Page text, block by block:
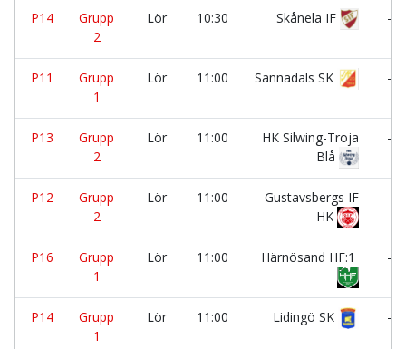
P14
Grupp
2
Lör 10:30 Skånela IF -
P11
Grupp
1
Lör 11:00 Sannadals SK -
P13
Grupp
2
Lör 11:00
HK Silwing-Troja
Blå
-
P12
Grupp
2
Lör 11:00
Gustavsbergs IF
HK
-
P16
Grupp
1
Lör 11:00 Härnösand HF:1 -
P14
Grupp
1
Lör 11:00 Lidingö SK -